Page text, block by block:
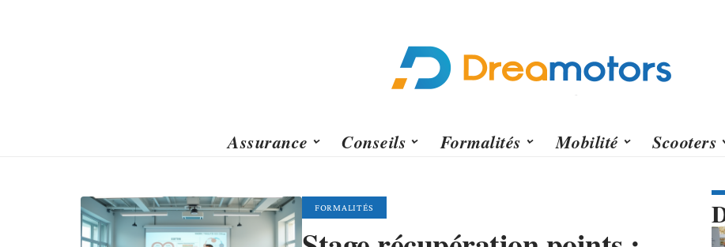
Assurance Conseils Formalités Mobilité Scooters
FORMALITÉS